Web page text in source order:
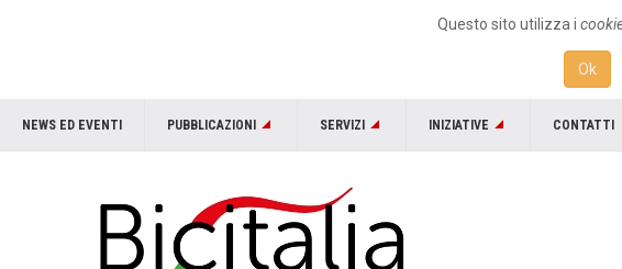
Questo sito utilizza i
Ok
NEWS ED EVENTI PUBBLICAZIONI SERVIZI INIZIATIVE CONTATTI